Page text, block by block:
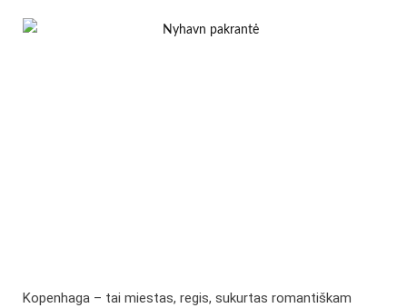
Kopenhaga – tai miestas, regis, sukurtas romantiškam